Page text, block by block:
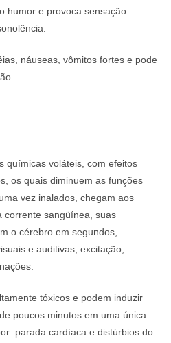
humor e provoca sensação
náuseas, vômitos fortes e pode
químicas voláteis, com efeitos
os quais diminuem as funções
vez inalados, chegam aos
corrente sangüínea, suas
o cérebro em segundos,
e auditivas, excitação,
tóxicos e podem induzir
poucos minutos em uma única
parada cardíaca e distúrbios do